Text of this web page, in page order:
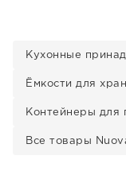
Кухонные
Ёмкости для
Контейнеры для
Все товары